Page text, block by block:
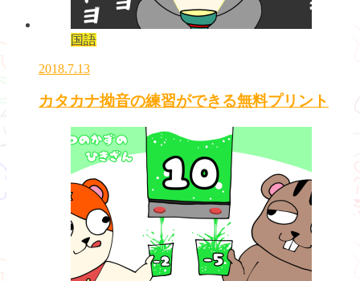
国語
2018.7.13
カタカナ拗音の練習ができる無料プリント